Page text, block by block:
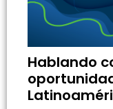
Hablando